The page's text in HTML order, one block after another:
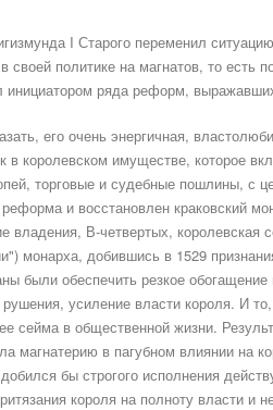
I Старого переменил
своей политике на магнатов, то есть
инициатором ряда реформ,
его очень энергичная,
в королевском имуществе, которое
торговые и судебные пошлины, с
и восстановлен краковский
владения, В-четвертых, королевская
монарха, добившись в 1529
были обеспечить резкое обогащение
усиление власти короля. И
сейма в общественной жизни.
магнатерию в пагубном влиянии на
бы строгого исполнения
короля на полноту власти и